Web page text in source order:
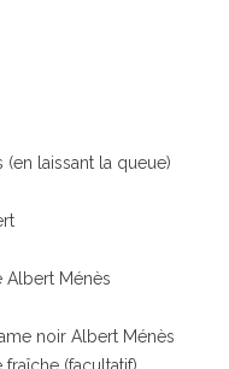
laissant la queue)
Albert Ménès
noir Albert Ménès
(facultatif)